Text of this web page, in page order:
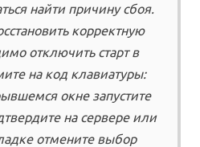
найти причину сбоя.
корректную
отключить старт в
на код клавиатуры:
окне запустите
на сервере или
отмените выбор